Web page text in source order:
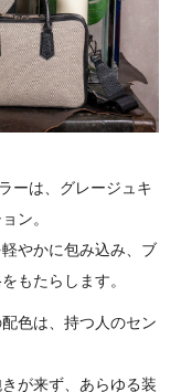
ーは、グレージュキ
ン。
やかに包み込み、ブ
もたらします。
色は、持つ人のセン
が来ず、あらゆる装